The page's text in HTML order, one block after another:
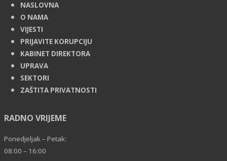
NASLOVNA
O NAMA
VIJESTI
PRIJAVITE KORUPCIJU
KABINET DIREKTORA
UPRAVA
SEKTORI
ZAŠTITA PRIVATNOSTI
RADNO VRIJEME
Ponedjeljak – Petak:
08:00 – 16:00